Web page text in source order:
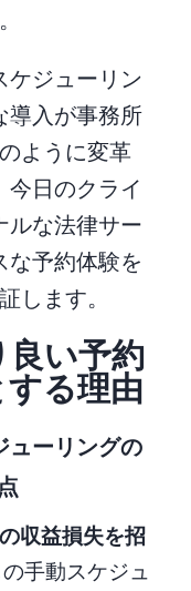
ケジューリン
導入が事務所
ように変革
今日のクライ
ルな法律サー
な予約体験を
します。
い予約
る理由
ューリングの
収益損失を招
手動スケジュ